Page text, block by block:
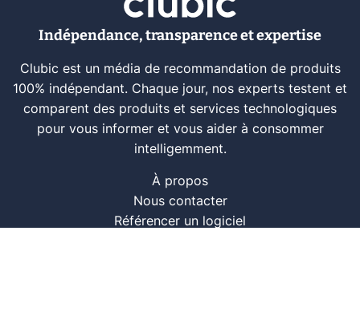
Indépendance, transparence et expertise
Clubic est un média de recommandation de produits
100% indépendant. Chaque jour, nos experts testent et
comparent des produits et services technologiques
pour vous informer et vous aider à consommer
intelligemment.
À propos
Nous contacter
Référencer un logiciel